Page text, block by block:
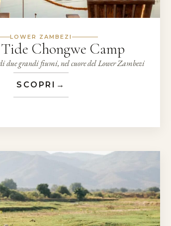
LOWER ZAMBEZI
Chongwe Camp
due grandi fiumi, nel cuore del Lower Zambezi
SCOPRI →